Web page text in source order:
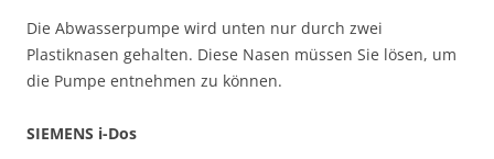
Die Abwasserpumpe wird unten nur durch zwei
Plastiknasen gehalten. Diese Nasen müssen Sie lösen, um
die Pumpe entnehmen zu können.
SIEMENS i-Dos